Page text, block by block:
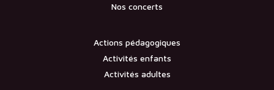
Nos concerts
Actions pédagogiques
Activités enfants
Activités adultes